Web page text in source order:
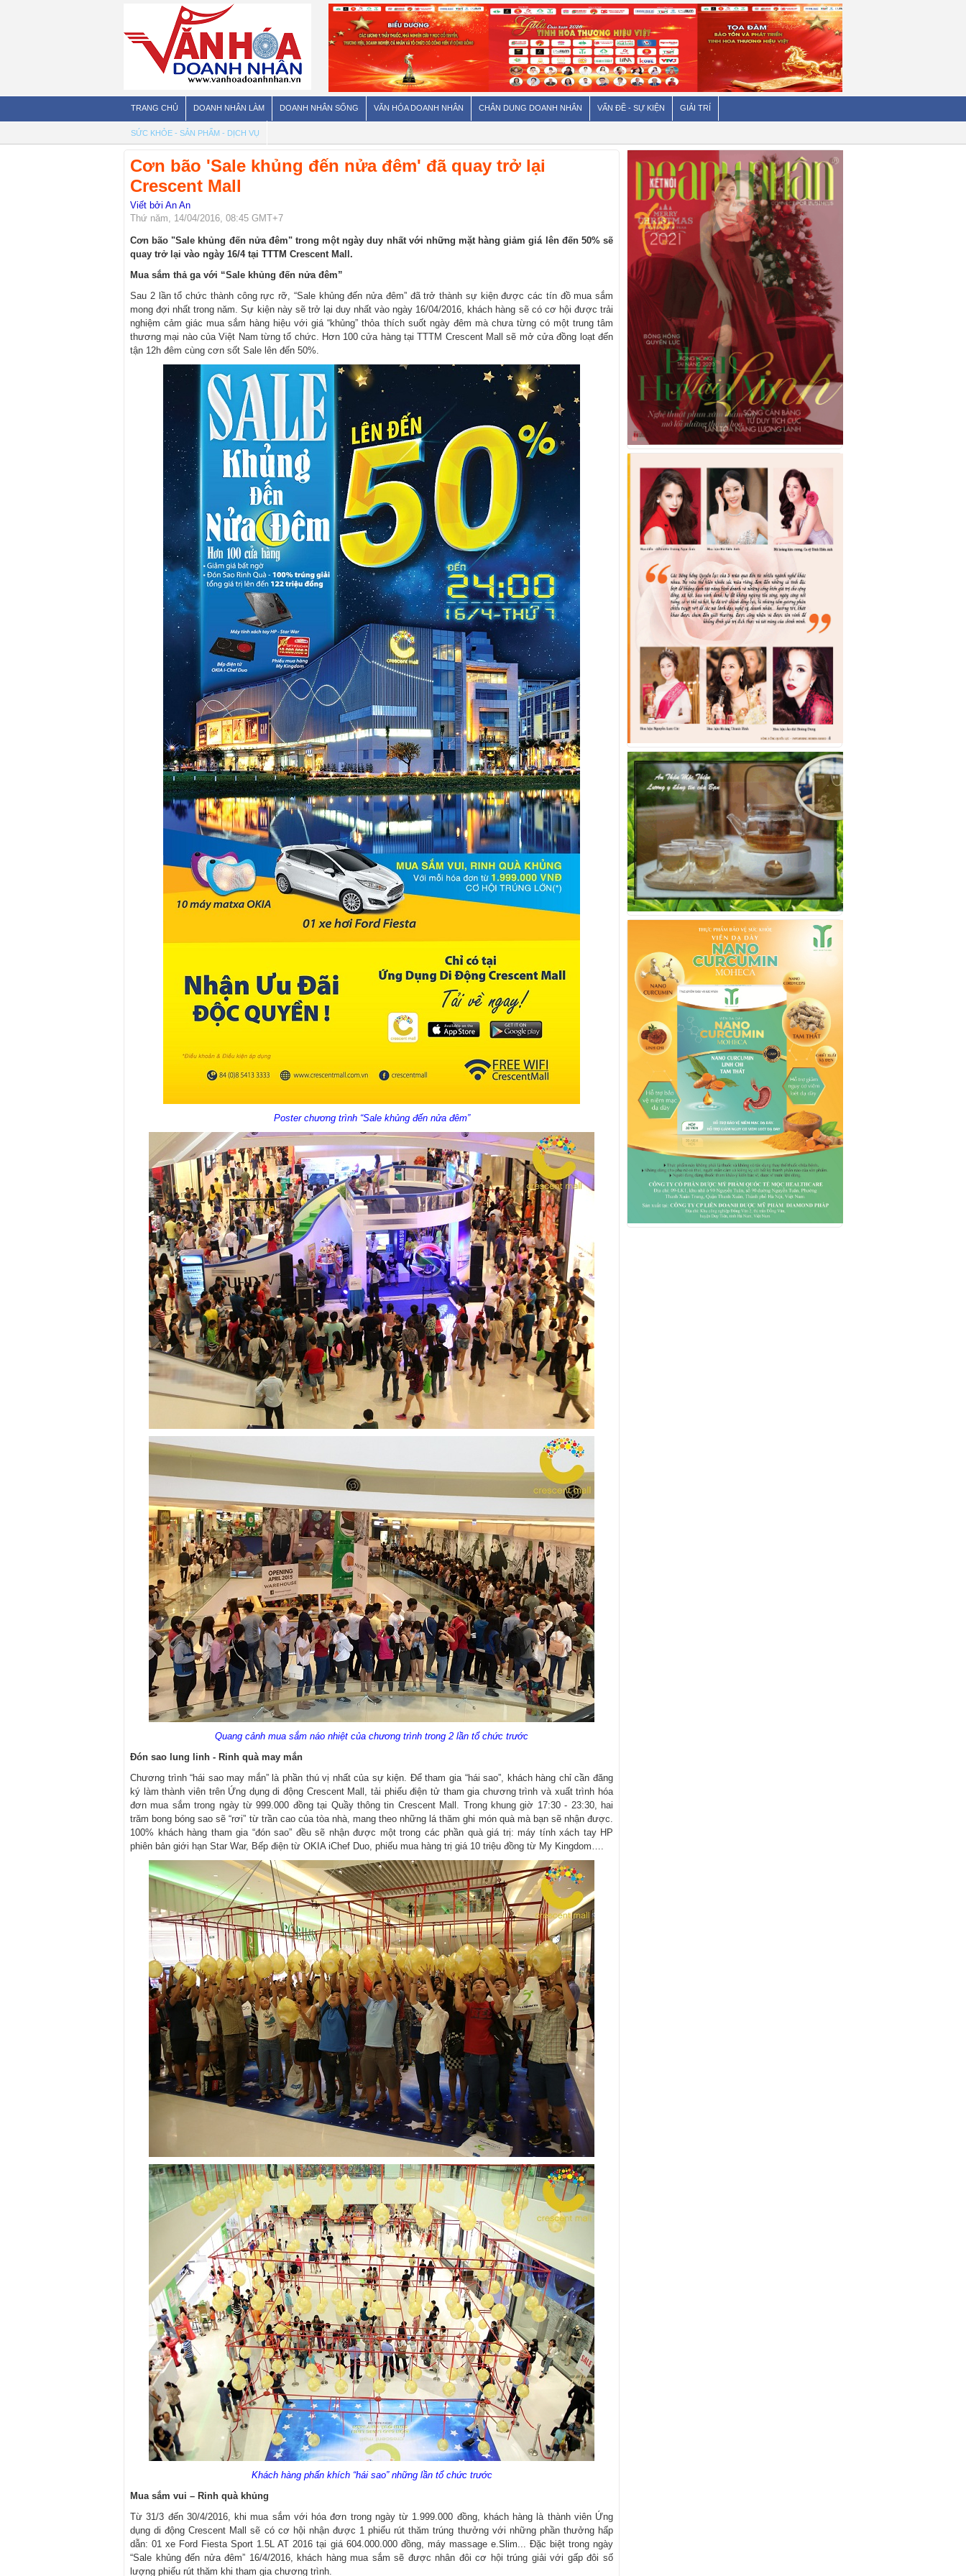
TRANG CHỦ DOANH NHÂN LÀM DOANH NHÂN SỐNG VĂN HÓA DOANH NHÂN CHÂN DUNG DOANH NHÂN VẤN ĐỀ - SỰ KIỆN GIẢI TRÍ
SỨC KHỎE - SẢN PHẨM - DỊCH VỤ
Cơn bão 'Sale khủng đến nửa đêm' đã quay trở lại
Crescent Mall
Viết bởi An An
Thứ năm, 14/04/2016, 08:45 GMT+7
Cơn bão "Sale khủng đến nửa đêm" trong một ngày duy nhất với những mặt hàng giảm giá lên đến 50% sẽ
quay trở lại vào ngày 16/4 tại TTTM Crescent Mall.
Mua sắm thả ga với “Sale khủng đến nửa đêm”
Sau 2 lần tổ chức thành công rực rỡ, “Sale khủng đến nửa đêm” đã trở thành sự kiện được các tín đồ mua sắm
mong đợi nhất trong năm. Sự kiện này sẽ trở lại duy nhất vào ngày 16/04/2016, khách hàng sẽ có cơ hội được trải
nghiệm cảm giác mua sắm hàng hiệu với giá “khủng” thỏa thích suốt ngày đêm mà chưa từng có một trung tâm
thương mại nào của Việt Nam từng tổ chức. Hơn 100 cửa hàng tại TTTM Crescent Mall sẽ mở cửa đồng loạt đến
tận 12h đêm cùng cơn sốt Sale lên đến 50%.
Poster chương trình “Sale khủng đến nửa đêm”
Quang cảnh mua sắm náo nhiệt của chương trình trong 2 lần tổ chức trước
Đón sao lung linh - Rinh quà may mắn
Chương trình “hái sao may mắn” là phần thú vị nhất của sự kiện. Để tham gia “hái sao”, khách hàng chỉ cần đăng
ký làm thành viên trên Ứng dụng di động Crescent Mall, tải phiếu điện tử tham gia chương trình và xuất trình hóa
đơn mua sắm trong ngày từ 999.000 đồng tại Quầy thông tin Crescent Mall. Trong khung giờ 17:30 - 23:30, hai
trăm bong bóng sao sẽ “rơi” từ trần cao của tòa nhà, mang theo những lá thăm ghi món quà mà bạn sẽ nhận được.
100% khách hàng tham gia “đón sao” đều sẽ nhận được một trong các phần quà giá trị: máy tính xách tay HP
phiên bản giới hạn Star War, Bếp điện từ OKIA iChef Duo, phiếu mua hàng trị giá 10 triệu đồng từ My Kingdom….
Khách hàng phấn khích “hái sao” những lần tổ chức trước
Mua sắm vui – Rinh quà khủng
Từ 31/3 đến 30/4/2016, khi mua sắm với hóa đơn trong ngày từ 1.999.000 đồng, khách hàng là thành viên Ứng
dụng di động Crescent Mall sẽ có cơ hội nhận được 1 phiếu rút thăm trúng thưởng với những phần thưởng hấp
dẫn: 01 xe Ford Fiesta Sport 1.5L AT 2016 tại giá 604.000.000 đồng, máy massage e.Slim... Đặc biệt trong ngày
“Sale khủng đến nửa đêm” 16/4/2016, khách hàng mua sắm sẽ được nhân đôi cơ hội trúng giải với gấp đôi số
lượng phiếu rút thăm khi tham gia chương trình.